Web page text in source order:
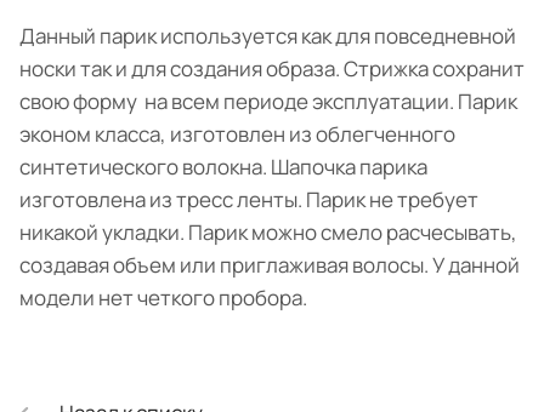
Данный парик используется как для повседневной
носки так и для создания образа. Стрижка сохранит
свою форму на всем периоде эксплуатации. Парик
эконом класса, изготовлен из облегченного
синтетического волокна. Шапочка парика
изготовлена из тресс ленты. Парик не требует
никакой укладки. Парик можно смело расчесывать,
создавая объем или приглаживая волосы. У данной
модели нет четкого пробора.